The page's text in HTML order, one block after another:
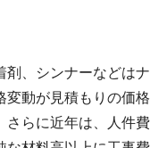
剤、シンナーなどはナ
変動が見積もりの価格
さらに近年は、人件費